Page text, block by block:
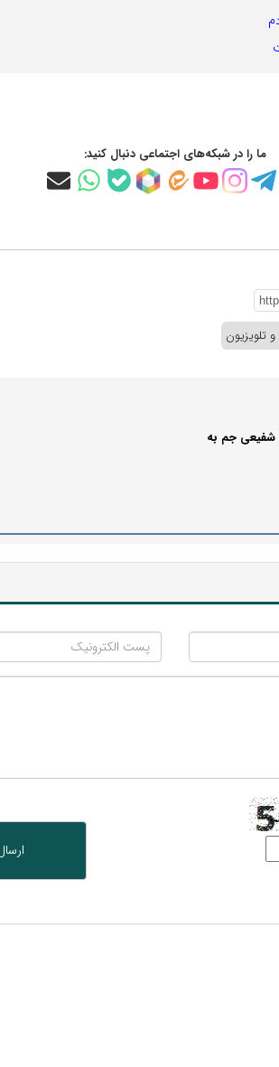
ما را در شبکه‌های اجتماعی دنبال کنید:
و تلویزیون
شفیعی جم به